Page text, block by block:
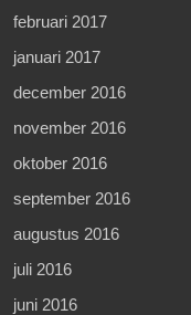
februari 2017
januari 2017
december 2016
november 2016
oktober 2016
september 2016
augustus 2016
juli 2016
juni 2016